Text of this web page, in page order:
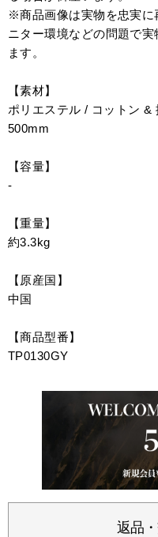
※商品画像は実物を忠実に
ニター環境などの問題で
ます。
【素材】
ポリエステル / コットン &
500mm
【容量】
-
【重量】
約3.3kg
【原産国】
中国
【商品型番】
TP0130GY
返品